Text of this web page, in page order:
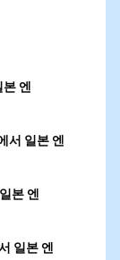
엔
서 일본 엔
본 엔
일본 엔